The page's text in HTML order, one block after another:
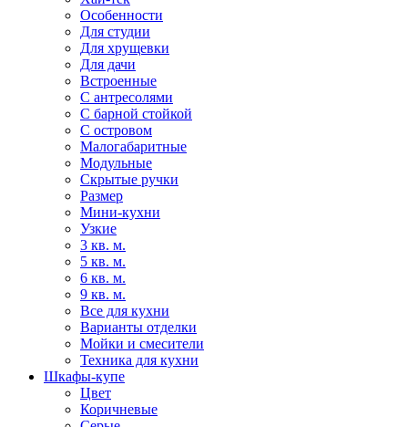
Особенности
Для студии
Для хрущевки
Для дачи
Встроенные
С антресолями
С барной стойкой
С островом
Малогабаритные
Модульные
Скрытые ручки
Размер
Мини-кухни
Узкие
3 кв. м.
5 кв. м.
6 кв. м.
9 кв. м.
Все для кухни
Варианты отделки
Мойки и смесители
Техника для кухни
Шкафы-купе
Цвет
Коричневые